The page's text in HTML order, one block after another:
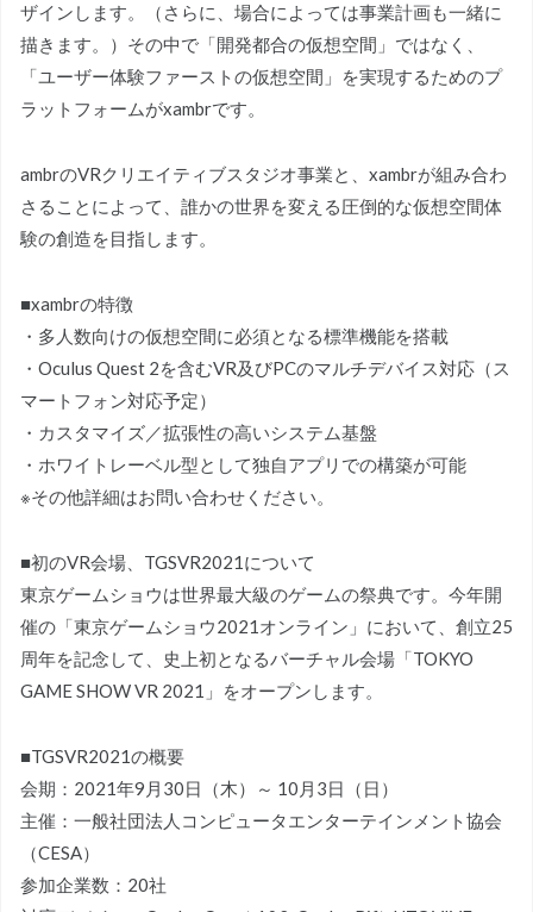
ザインします。（さらに、場合によっては事業計画も一緒に
描きます。）その中で「開発都合の仮想空間」ではなく、
「ユーザー体験ファーストの仮想空間」を実現するためのプ
ラットフォームがxambrです。
ambrのVRクリエイティブスタジオ事業と、xambrが組み合わ
さることによって、誰かの世界を変える圧倒的な仮想空間体
験の創造を目指します。
■xambrの特徴
・多人数向けの仮想空間に必須となる標準機能を搭載
・Oculus Quest 2を含むVR及びPCのマルチデバイス対応（ス
マートフォン対応予定）
・カスタマイズ／拡張性の高いシステム基盤
・ホワイトレーベル型として独自アプリでの構築が可能
※その他詳細はお問い合わせください。
■初のVR会場、TGSVR2021について
東京ゲームショウは世界最大級のゲームの祭典です。今年開
催の「東京ゲームショウ2021オンライン」において、創立25
周年を記念して、史上初となるバーチャル会場「TOKYO
GAME SHOW VR 2021」をオープンします。
■TGSVR2021の概要
会期：2021年9月30日（木）～ 10月3日（日）
主催：一般社団法人コンピュータエンターテインメント協会
（CESA）
参加企業数：20社